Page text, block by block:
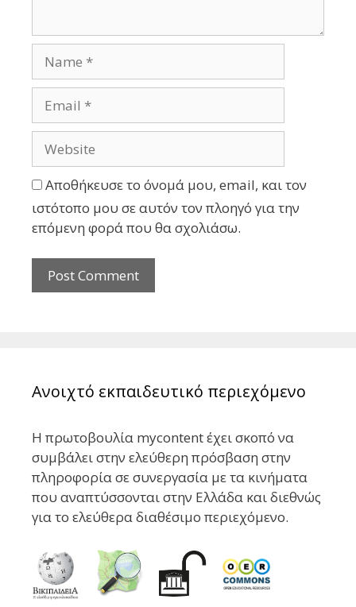
Αποθήκευσε το όνομά μου, email, και τον
ιστότοπο μου σε αυτόν τον πλοηγό για την
επόμενη φορά που θα σχολιάσω.
Ανοιχτό εκπαιδευτικό περιεχόμενο
Η πρωτοβουλία mycontent έχει σκοπό να
συμβάλει στην ελεύθερη πρόσβαση στην
πληροφορία σε συνεργασία με τα κινήματα
που αναπτύσσονται στην Ελλάδα και διεθνώς
για το ελεύθερα διαθέσιμο περιεχόμενο.